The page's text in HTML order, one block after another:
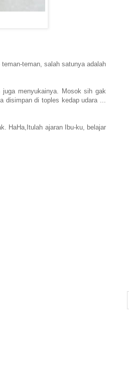
teman, salah satunya adalah
menyukainya. Mosok sih gak
di toples kedap udara ...
HaHa,Itulah ajaran Ibu-ku, belajar